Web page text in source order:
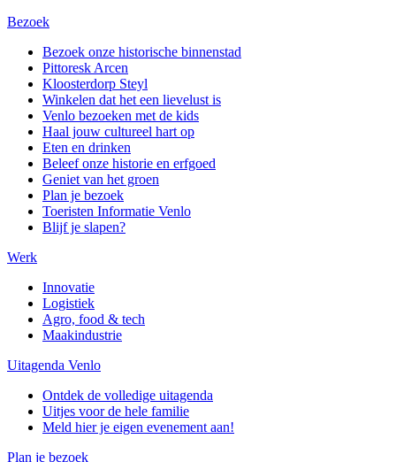
Bezoek
Bezoek onze historische binnenstad
Pittoresk Arcen
Kloosterdorp Steyl
Winkelen dat het een lievelust is
Venlo bezoeken met de kids
Haal jouw cultureel hart op
Eten en drinken
Beleef onze historie en erfgoed
Geniet van het groen
Plan je bezoek
Toeristen Informatie Venlo
Blijf je slapen?
Werk
Innovatie
Logistiek
Agro, food & tech
Maakindustrie
Uitagenda Venlo
Ontdek de volledige uitagenda
Uitjes voor de hele familie
Meld hier je eigen evenement aan!
Plan je bezoek